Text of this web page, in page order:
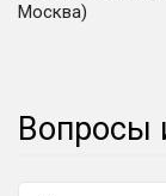
Москва)
Вопросы